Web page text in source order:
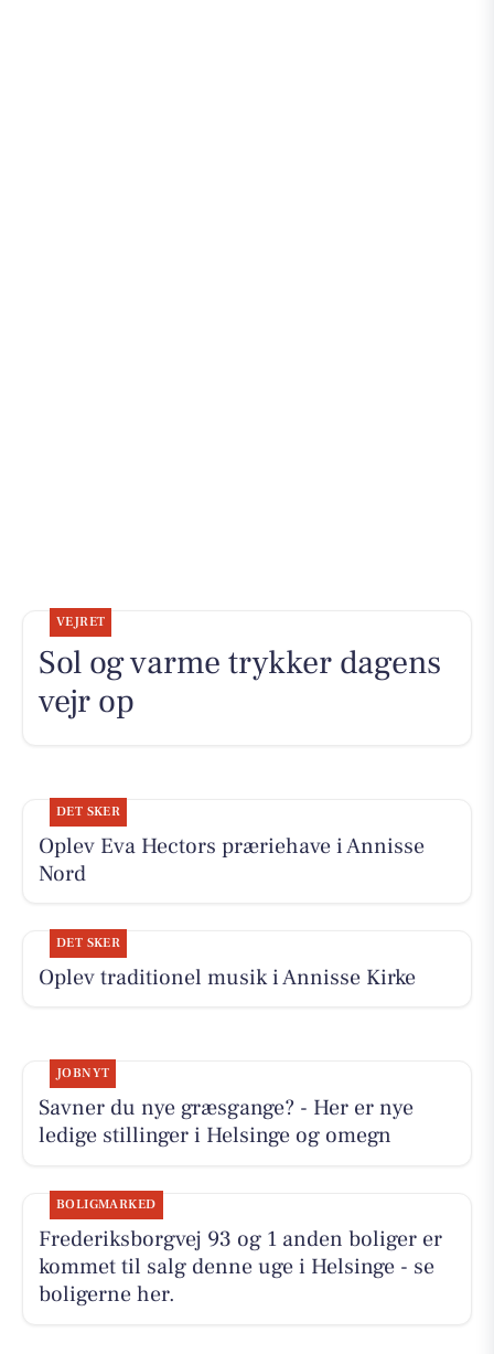
VEJRET
Sol og varme trykker dagens
vejr op
DET SKER
Oplev Eva Hectors præriehave i Annisse
Nord
DET SKER
Oplev traditionel musik i Annisse Kirke
JOBNYT
Savner du nye græsgange? - Her er nye
ledige stillinger i Helsinge og omegn
BOLIGMARKED
Frederiksborgvej 93 og 1 anden boliger er
kommet til salg denne uge i Helsinge - se
boligerne her.